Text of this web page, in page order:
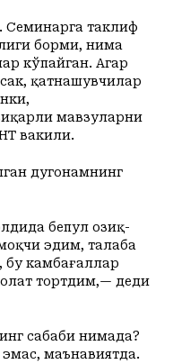
таклиф
борми, нима
кўпайган. Агар
қатнашувчилар
мавзуларни
вакили.
дугонамнинг
бепул озиқ-
эдим, талаба
камбағаллар
тортдим,— деди
сабаби нимада?
маънавиятда.